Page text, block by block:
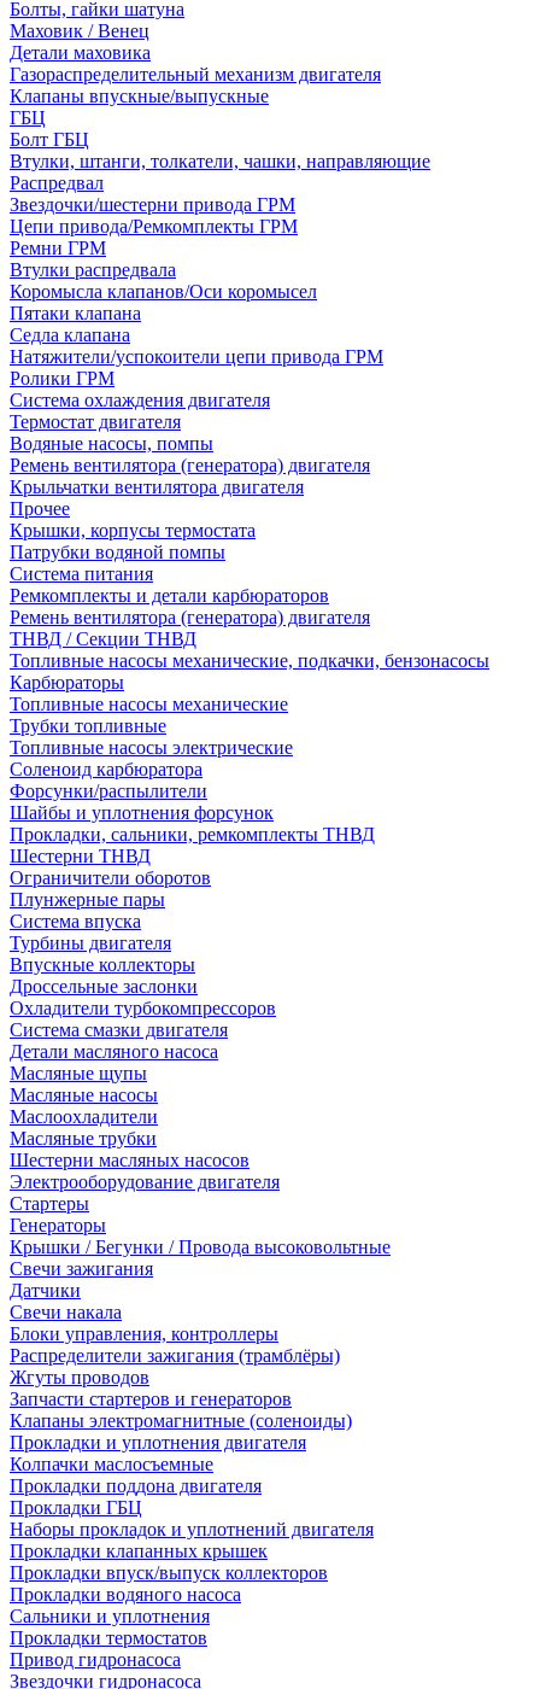
Болты, гайки шатуна
Маховик / Венец
Детали маховика
Газораспределительный механизм двигателя
Клапаны впускные/выпускные
ГБЦ
Болт ГБЦ
Втулки, штанги, толкатели, чашки, направляющие
Распредвал
Звездочки/шестерни привода ГРМ
Цепи привода/Ремкомплекты ГРМ
Ремни ГРМ
Втулки распредвала
Коромысла клапанов/Оси коромысел
Пятаки клапана
Седла клапана
Натяжители/успокоители цепи привода ГРМ
Ролики ГРМ
Система охлаждения двигателя
Термостат двигателя
Водяные насосы, помпы
Ремень вентилятора (генератора) двигателя
Крыльчатки вентилятора двигателя
Прочее
Крышки, корпусы термостата
Патрубки водяной помпы
Система питания
Ремкомплекты и детали карбюраторов
Ремень вентилятора (генератора) двигателя
ТНВД / Секции ТНВД
Топливные насосы механические, подкачки, бензонасосы
Карбюраторы
Топливные насосы механические
Трубки топливные
Топливные насосы электрические
Соленоид карбюратора
Форсунки/распылители
Шайбы и уплотнения форсунок
Прокладки, сальники, ремкомплекты ТНВД
Шестерни ТНВД
Ограничители оборотов
Плунжерные пары
Система впуска
Турбины двигателя
Впускные коллекторы
Дроссельные заслонки
Охладители турбокомпрессоров
Система смазки двигателя
Детали масляного насоса
Масляные щупы
Масляные насосы
Маслоохладители
Масляные трубки
Шестерни масляных насосов
Электрооборудование двигателя
Стартеры
Генераторы
Крышки / Бегунки / Провода высоковольтные
Свечи зажигания
Датчики
Свечи накала
Блоки управления, контроллеры
Распределители зажигания (трамблёры)
Жгуты проводов
Запчасти стартеров и генераторов
Клапаны электромагнитные (соленоиды)
Прокладки и уплотнения двигателя
Колпачки маслосъемные
Прокладки поддона двигателя
Прокладки ГБЦ
Наборы прокладок и уплотнений двигателя
Прокладки клапанных крышек
Прокладки впуск/выпуск коллекторов
Прокладки водяного насоса
Сальники и уплотнения
Прокладки термостатов
Привод гидронасоса
Звездочки гидронасоса